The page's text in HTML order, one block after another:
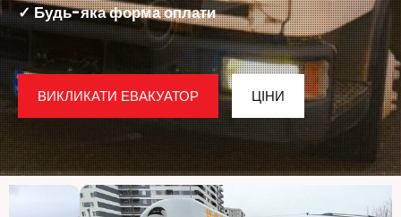
✓ Будь-яка форма оплати
ВИКЛИКАТИ ЕВАКУАТОР ЦІНИ